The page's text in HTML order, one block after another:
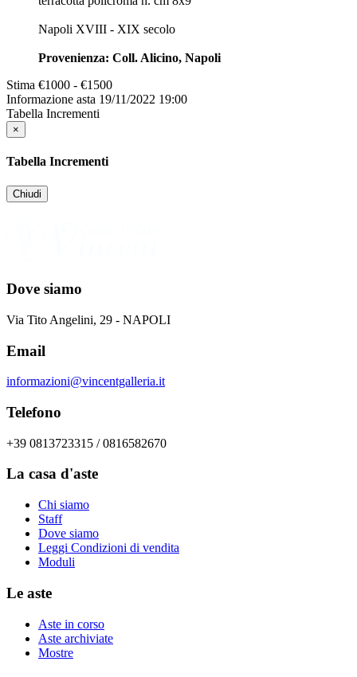
Napoli XVIII - XIX secolo
Provenienza: Coll. Alicino, Napoli
Stima €1000 - €1500
Informazione asta 19/11/2022 19:00
Tabella Incrementi
×
Tabella Incrementi
Chiudi
Dove siamo
Via Tito Angelini, 29 - NAPOLI
Email
informazioni@vincentgalleria.it
Telefono
+39 0813723315 / 0816582670
La casa d'aste
Chi siamo
Staff
Dove siamo
Leggi Condizioni di vendita
Moduli
Le aste
Aste in corso
Aste archiviate
Mostre